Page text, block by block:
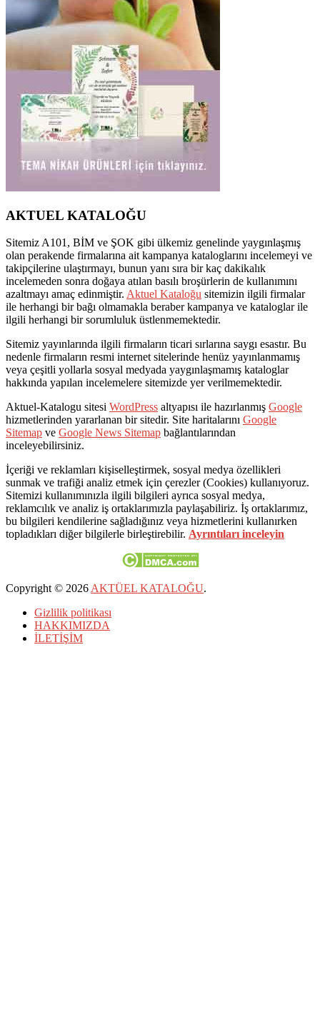
AKTUEL KATALOĞU
Sitemiz A101, BİM ve ŞOK gibi ülkemiz genelinde yaygınlaşmış
olan perakende firmalarına ait kampanya kataloglarını incelemeyi ve
takipçilerine ulaştırmayı, bunun yanı sıra bir kaç dakikalık
incelemeden sonra doğaya atılan basılı broşürlerin de kullanımını
azaltmayı amaç edinmiştir. Aktuel Kataloğu sitemizin ilgili firmalar
ile herhangi bir bağı olmamakla beraber kampanya ve kataloglar ile
ilgili herhangi bir sorumluluk üstlenmemektedir.
Sitemiz yayınlarında ilgili firmaların ticari sırlarına saygı esastır. Bu
nedenle firmaların resmi internet sitelerinde henüz yayınlanmamış
veya çeşitli yollarla sosyal medyada yaygınlaşmamış kataloglar
hakkında yapılan incelemelere sitemizde yer verilmemektedir.
Aktuel-Katalogu sitesi WordPress altyapısı ile hazırlanmış Google
hizmetlerinden yararlanan bir sitedir. Site haritalarını Google
Sitemap ve Google News Sitemap bağlantılarından
inceleyebilirsiniz.
İçeriği ve reklamları kişiselleştirmek, sosyal medya özellikleri
sunmak ve trafiği analiz etmek için çerezler (Cookies) kullanıyoruz.
Sitemizi kullanımınızla ilgili bilgileri ayrıca sosyal medya,
reklamcılık ve analiz iş ortaklarımızla paylaşabiliriz. İş ortaklarımız,
bu bilgileri kendilerine sağladığınız veya hizmetlerini kullanırken
topladıkları diğer bilgilerle birleştirebilir. Ayrıntıları inceleyin
Copyright © 2026 AKTÜEL KATALOĞU.
Gizlilik politikası
HAKKIMIZDA
İLETİŞİM